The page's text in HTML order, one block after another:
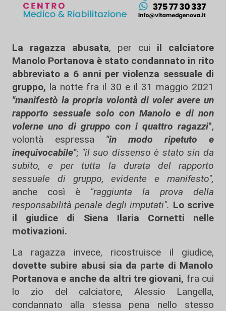
La ragazza abusata, per cui il calciatore
Manolo Portanova è stato condannato in rito
abbreviato a 6 anni per violenza sessuale di
gruppo, la notte fra il 30 e il 31 maggio 2021
"manifestò la propria volontà di voler avere un
rapporto sessuale solo con Manolo e di non
volerne uno di gruppo con i quattro ragazzi",
volontà espressa "in modo ripetuto e
inequivocabile"; "il suo dissenso è stato sin da
subito, e per tutta la durata del rapporto
sessuale di gruppo, evidente e manifesto",
anche così è "raggiunta la prova della
responsabilità penale degli imputati". Lo scrive
il giudice di Siena Ilaria Cornetti nelle
motivazioni.
La ragazza invece, ricostruisce il giudice,
dovette subire abusi sia da parte di Manolo
Portanova e anche da altri tre giovani, fra cui
lo zio del calciatore, Alessio Langella,
condannato alla stessa pena nello stesso